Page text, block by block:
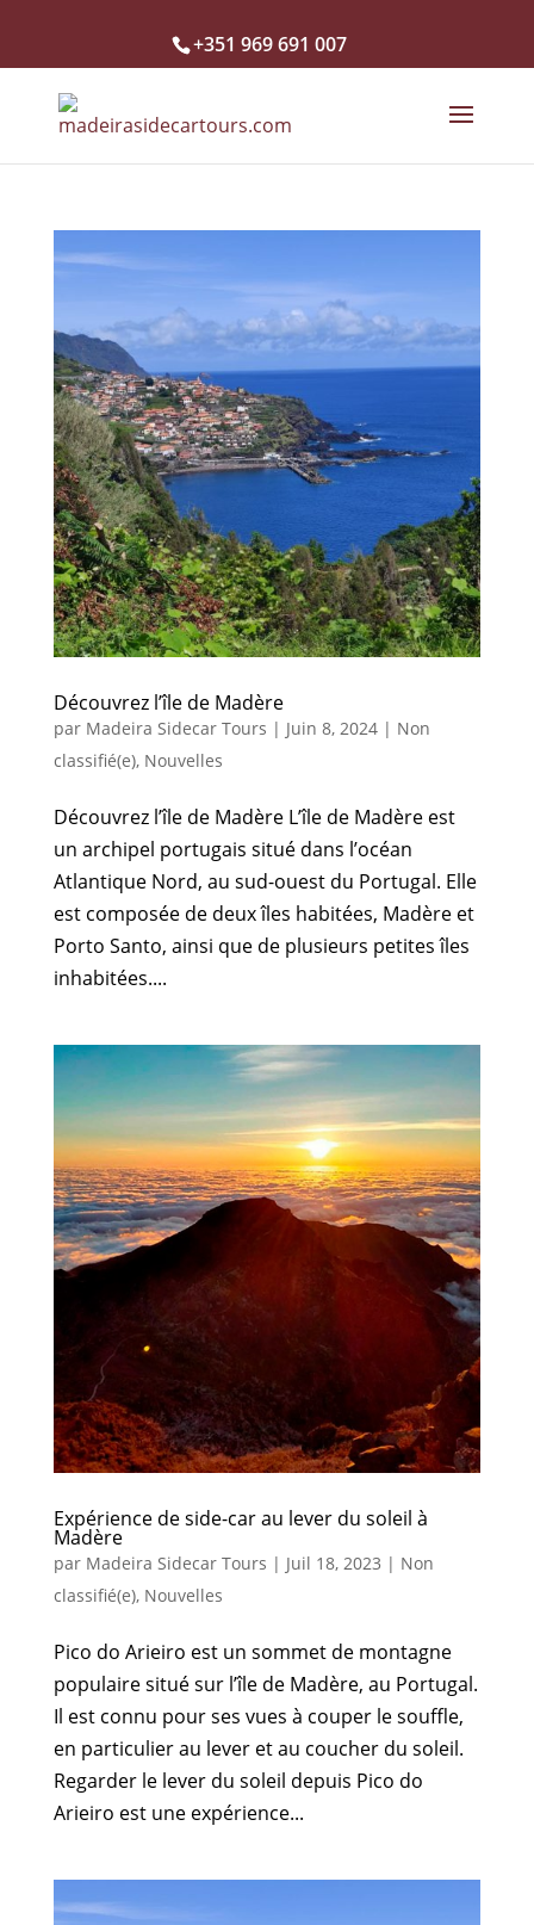
+351 969 691 007
Découvrez l’île de Madère
par Madeira Sidecar Tours | Juin 8, 2024| Non
classifié(e), Nouvelles
Découvrez l’île de Madère L’île de Madère est
un archipel portugais situé dans l’océan
Atlantique Nord, au sud-ouest du Portugal. Elle
est composée de deux îles habitées, Madère et
Porto Santo, ainsi que de plusieurs petites îles
inhabitées....
Expérience de side-car au lever du soleil à
Madère
par Madeira Sidecar Tours | Juil 18, 2023 | Non
classifié(e), Nouvelles
Pico do Arieiro est un sommet de montagne
populaire situé sur l’île de Madère, au Portugal.
Il est connu pour ses vues à couper le souffle,
en particulier au lever et au coucher du soleil.
Regarder le lever du soleil depuis Pico do
Arieiro est une expérience...